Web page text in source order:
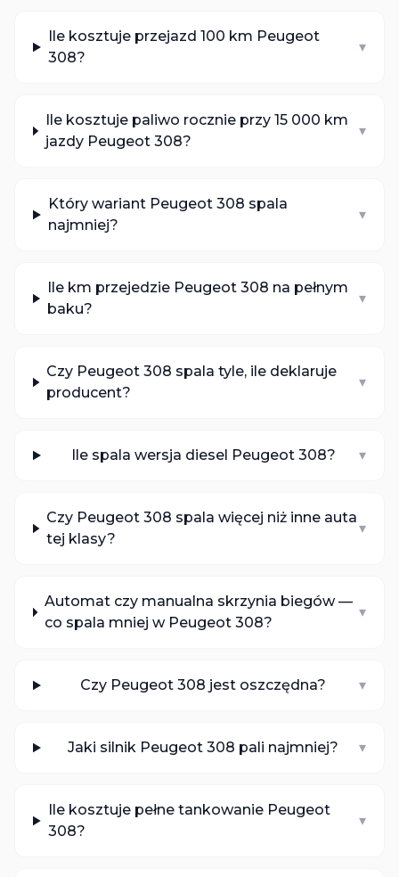
Ile kosztuje przejazd 100 km Peugeot
308?
▾
Ile kosztuje paliwo rocznie przy 15 000 km
jazdy Peugeot 308?
▾
Który wariant Peugeot 308 spala
najmniej?
▾
Ile km przejedzie Peugeot 308 na pełnym
baku?
▾
Czy Peugeot 308 spala tyle, ile deklaruje
producent?
▾
Ile spala wersja diesel Peugeot 308? ▾
Czy Peugeot 308 spala więcej niż inne auta
tej klasy?
▾
Automat czy manualna skrzynia biegów —
co spala mniej w Peugeot 308?
▾
Czy Peugeot 308 jest oszczędna? ▾
Jaki silnik Peugeot 308 pali najmniej? ▾
Ile kosztuje pełne tankowanie Peugeot
308?
▾